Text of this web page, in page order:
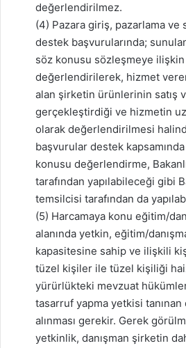
değerlendirilmez.
(4) Pazara giriş, pazarlama ve
destek başvurularında;
söz konusu sözleşmeye ilişkin
değerlendirilerek, hizmet
alan şirketin ürünlerinin satış
gerçekleştirdiği ve hizmetin
olarak değerlendirilmesi
başvurular destek
konusu değerlendirme,
tarafından yapılabileceği gibi
temsilcisi tarafından da
(5) Harcamaya konu eğitim/
alanında yetkin, eğitim/
kapasitesine sahip ve ilişkili
tüzel kişiler ile tüzel kişiliği
yürürlükteki mevzuat
tasarruf yapma yetkisi tanınan
alınması gerekir. Gerek
yetkinlik, danışman şirketin